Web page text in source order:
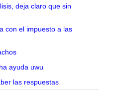
deja claro que sin
con el impuesto a las
ayuda uwu
las respuestas